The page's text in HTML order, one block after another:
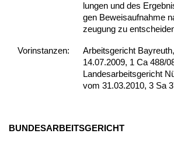
lun­gen und des
gen Be­weis­auf­nah­me
zeu­gung zu
Vor­ins­tan­zen:
Arbeitsgericht
14.07.2009, 1 Ca 488/
Landesarbeitsgericht
vom 31.03.2010, 3 Sa
BUN­DES­AR­BEITS­GERICHT